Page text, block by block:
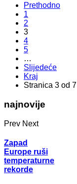
Prethodno
1
2
3
4
5
…
Slijedeće
Kraj
Stranica 3 od 7
najnovije
Prev Next
Zapad
Europe ruši
temperaturne
rekorde